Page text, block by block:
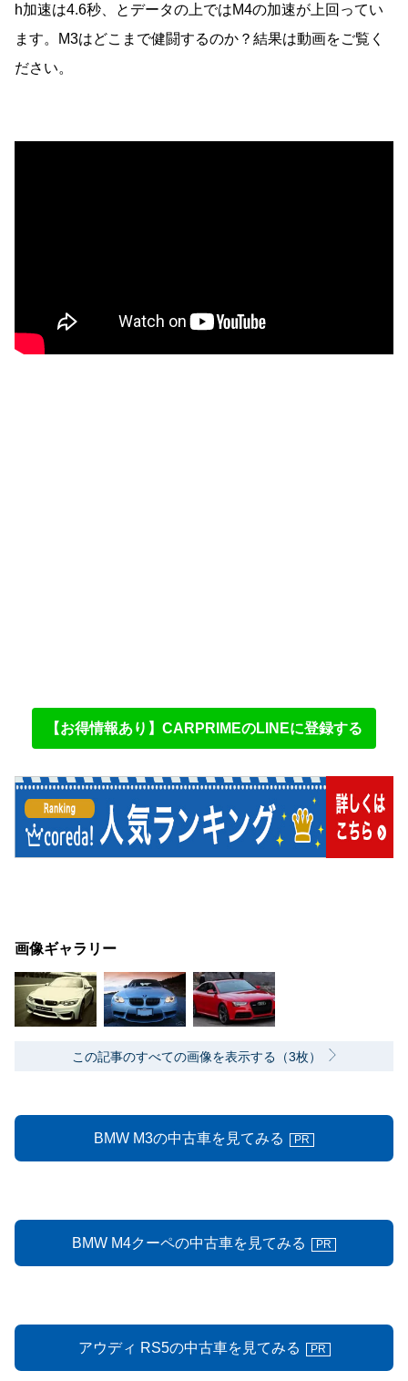
h加速は4.6秒、とデータの上ではM4の加速が上回ってい
ます。M3はどこまで健闘するのか？結果は動画をご覧く
ださい。
【お得情報あり】CARPRIMEのLINEに登録する
画像ギャラリー
この記事のすべての画像を表示する（3枚）
BMW M3の中古車を見てみる PR
BMW M4クーペの中古車を見てみる PR
アウディ RS5の中古車を見てみる PR